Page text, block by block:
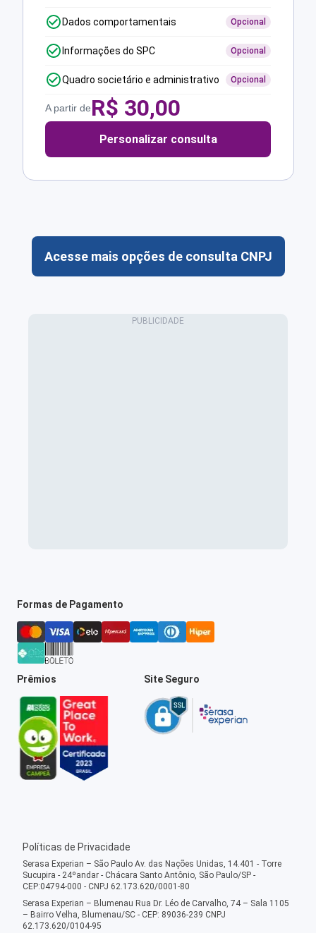
Dados comportamentais Opcional
Informações do SPC Opcional
Quadro societário e administrativo Opcional
A partir deR$ 30,00
Personalizar consulta
Acesse mais opções de consulta CNPJ
Formas de Pagamento
Prêmios Site Seguro
Políticas de Privacidade
Serasa Experian – São Paulo Av. das Nações Unidas, 14.401 - Torre
Sucupira - 24ºandar - Chácara Santo Antônio, São Paulo/SP -
CEP:04794-000 - CNPJ 62.173.620/0001-80
Serasa Experian – Blumenau Rua Dr. Léo de Carvalho, 74 – Sala 1105
– Bairro Velha, Blumenau/SC - CEP: 89036-239 CNPJ
62.173.620/0104-95